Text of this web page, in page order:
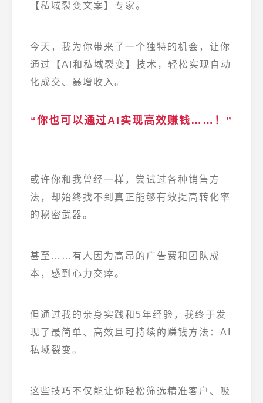
【私域裂变文案】专家。
今天，我为你带来了一个独特的机会，让你
通过【AI和私域裂变】技术，轻松实现自动
化成交、暴增收入。
“你也可以通过AI实现高效赚钱……！”
或许你和我曾经一样，尝试过各种销售方
法，却始终找不到真正能够有效提高转化率
的秘密武器。
甚至……有人因为高昂的广告费和团队成
本，感到心力交瘁。
但通过我的亲身实践和5年经验，我终于发
现了最简单、高效且可持续的赚钱方法：AI
私域裂变。
这些技巧不仅能让你轻松筛选精准客户、吸